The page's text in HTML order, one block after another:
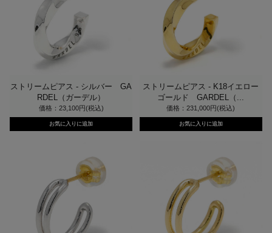
ストリームピアス - シルバー GA
RDEL（ガーデル）
価格：23,100円(税込)
ストリームピアス - K18イエロー
ゴールド GARDEL（...
価格：231,000円(税込)